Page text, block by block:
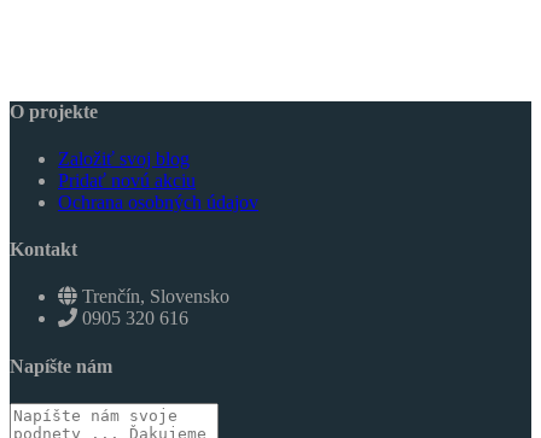
O projekte
Založiť svoj blog
Pridať novú akciu
Ochrana osobných údajov
Kontakt
Trenčín, Slovensko
0905 320 616
Napíšte nám